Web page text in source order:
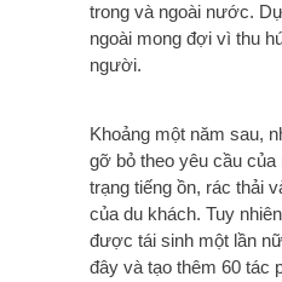
trong và ngoài nước.
ngoài mong đợi vì thu
người.
Khoảng một năm sau,
gỡ bỏ theo yêu cầu
trạng tiếng ồn, rác thải
của du khách. Tuy
được tái sinh một lần
đây và tạo thêm 60 tác